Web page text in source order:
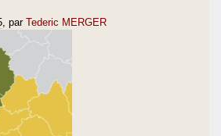
, par Tederic MERGER